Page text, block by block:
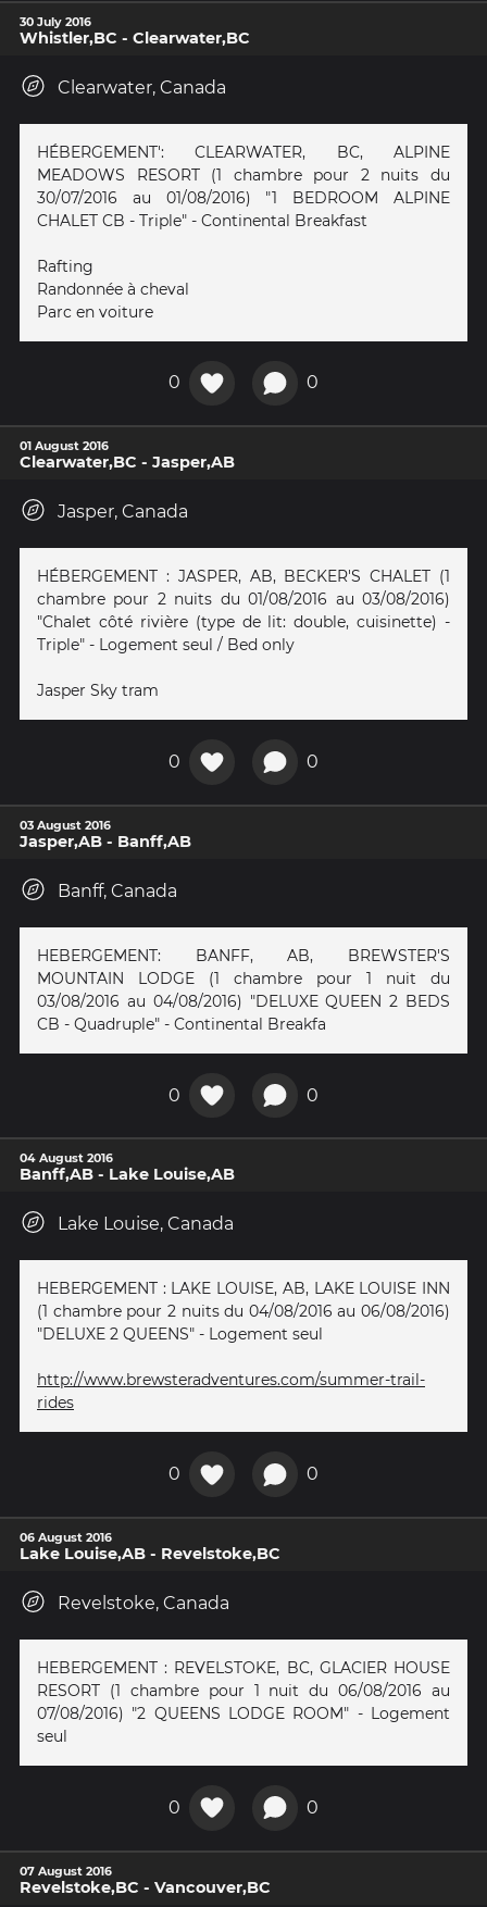
30 July 2016
Whistler,BC - Clearwater,BC
Clearwater, Canada
HÉBERGEMENT': CLEARWATER, BC, ALPINE
MEADOWS RESORT (1 chambre pour 2 nuits du
30/07/2016 au 01/08/2016) "1 BEDROOM ALPINE
CHALET CB - Triple" - Continental Breakfast
Rafting
Randonnée à cheval
Parc en voiture
0 0
01 August 2016
Clearwater,BC - Jasper,AB
Jasper, Canada
HÉBERGEMENT : JASPER, AB, BECKER'S CHALET (1
chambre pour 2 nuits du 01/08/2016 au 03/08/2016)
"Chalet côté rivière (type de lit: double, cuisinette) -
Triple" - Logement seul / Bed only
Jasper Sky tram
0 0
03 August 2016
Jasper,AB - Banff,AB
Banff, Canada
HEBERGEMENT: BANFF, AB, BREWSTER'S
MOUNTAIN LODGE (1 chambre pour 1 nuit du
03/08/2016 au 04/08/2016) "DELUXE QUEEN 2 BEDS
CB - Quadruple" - Continental Breakfa
0 0
04 August 2016
Banff,AB - Lake Louise,AB
Lake Louise, Canada
HEBERGEMENT : LAKE LOUISE, AB, LAKE LOUISE INN
(1 chambre pour 2 nuits du 04/08/2016 au 06/08/2016)
"DELUXE 2 QUEENS" - Logement seul
http://www.brewsteradventures.com/summer-trail-
rides
0 0
06 August 2016
Lake Louise,AB - Revelstoke,BC
Revelstoke, Canada
HEBERGEMENT : REVELSTOKE, BC, GLACIER HOUSE
RESORT (1 chambre pour 1 nuit du 06/08/2016 au
07/08/2016) "2 QUEENS LODGE ROOM" - Logement
seul
0 0
07 August 2016
Revelstoke,BC - Vancouver,BC